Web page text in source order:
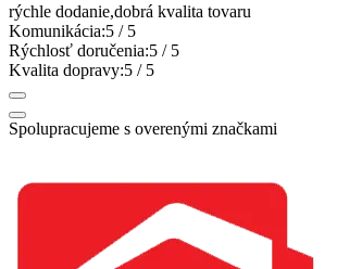
rýchle dodanie,dobrá kvalita tovaru
Komunikácia:5 / 5
Rýchlosť doručenia:5 / 5
Kvalita dopravy:5 / 5
Spolupracujeme s overenými značkami